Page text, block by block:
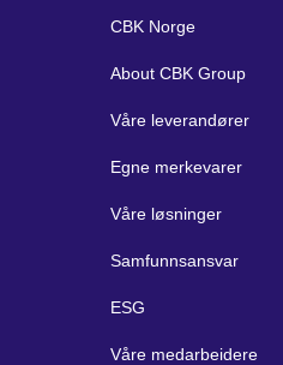
CBK Norge
About CBK Group
Våre leverandører
Egne merkevarer
Våre løsninger
Samfunnsansvar
ESG
Våre medarbeidere